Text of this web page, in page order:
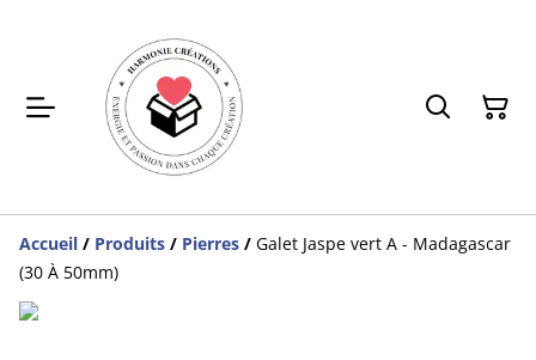
Accueil / Produits / Pierres / Galet Jaspe vert A - Madagascar
(30 À 50mm)